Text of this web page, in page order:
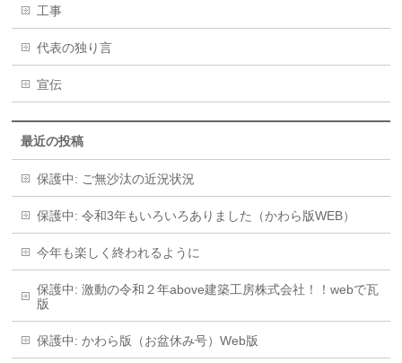
工事
代表の独り言
宣伝
最近の投稿
保護中: ご無沙汰の近況状況
保護中: 令和3年もいろいろありました（かわら版WEB）
今年も楽しく終われるように
保護中: 激動の令和２年above建築工房株式会社！！webで瓦
版
保護中: かわら版（お盆休み号）Web版